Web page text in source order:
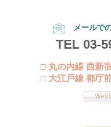
メールで
TEL 03-
□ 丸の内線 西新
□ 大江戸線 都庁